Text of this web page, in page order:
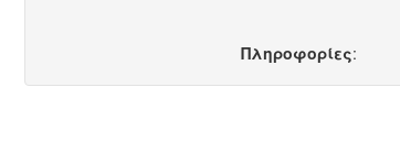
Πληροφορίες: